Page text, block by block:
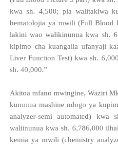
kwa sh. 4,500; pia walitakiwa
hematolojia ya mwili (Full Blood
lakini wao walikinunua kwa sh.
kipimo cha kuangalia ufanyaji
Liver Function Test) kwa sh.
sh. 40,000.”
Akitoa mfano mwingine, Waziri
kununua mashine ndogo ya
analyzer-semi automated) kwa
waliinunua kwa sh. 6,786,000
kemia ya mwili (chemistry